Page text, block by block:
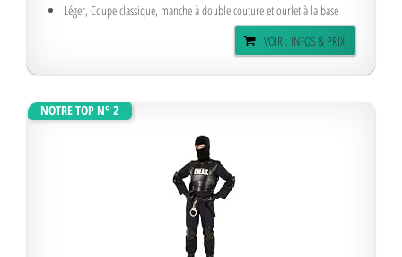
Léger, Coupe classique, manche à double couture et ourlet à la base
VOIR : INFOS & PRIX
NOTRE TOP N° 2